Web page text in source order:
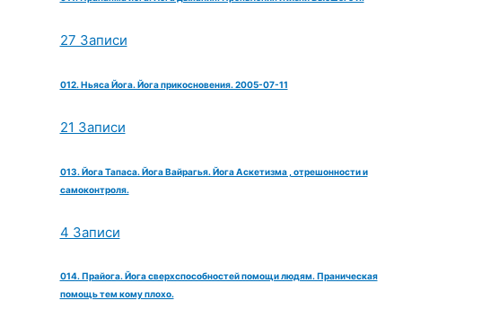
27 Записи
012. Ньяса Йога. Йога прикосновения. 2005-07-11
21 Записи
013. Йога Тапаса. Йога Вайрагья. Йога Аскетизма , отрешонности и
самоконтроля.
4 Записи
014. Прайога. Йога сверхспособностей помощи людям. Праническая
помощь тем кому плохо.